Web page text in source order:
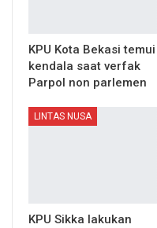
KPU Kota Bekasi temui
kendala saat verfak
Parpol non parlemen
LINTAS NUSA
KPU Sikka lakukan